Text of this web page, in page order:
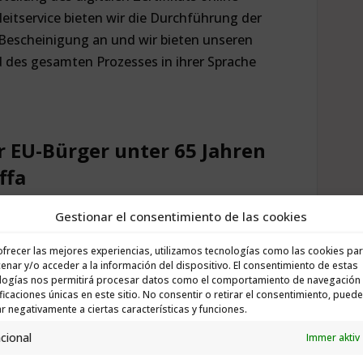
Gestionar el consentimiento de las cookies
las mejores experiencias, utilizamos tecnologías como las cookies
y/o acceder a la información del dispositivo. El consentimiento de estas
nos permitirá procesar datos como el comportamiento de navegación
únicas en este sitio. No consentir o retirar el consentimiento, puede
negativamente a ciertas características y funciones.
Immer aktiv
bieten wir die Durchführung der
an und wir bieten unseren
gesamten Prozesses in ihrer Sprache
Bürger unter 65 Jahren
die nicht an eine Altersrente gebunden sind,
Zugangs zur Gesundheitsversorgung:
die für ein privates oder öffentliches
Systems arbeiten, haben aufgrund ihrer
Versorgung.